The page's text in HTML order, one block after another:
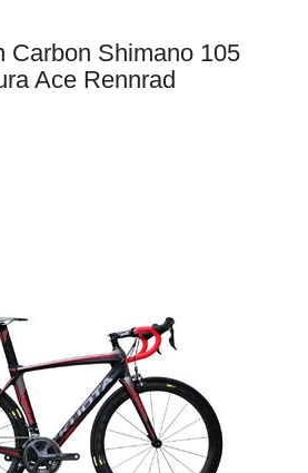
Carbon Shimano 105
Ace Rennrad